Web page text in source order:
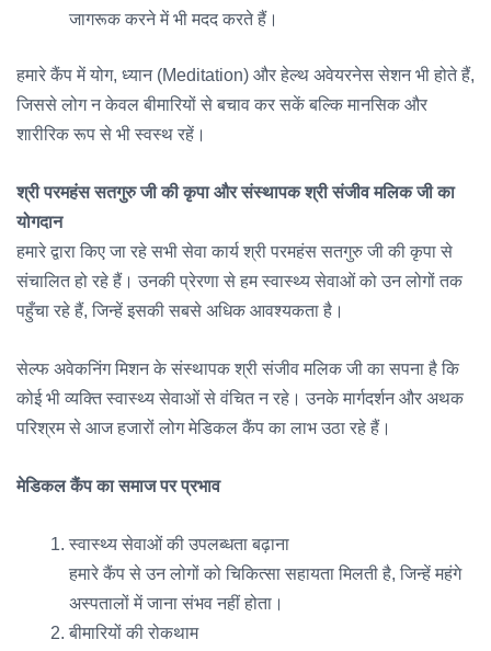
जागरूक करने में भी मदद करते हैं।
हमारे कैंप में योग, ध्यान (Meditation) और हेल्थ अवेयरनेस सेशन भी होते हैं,
जिससे लोग न केवल बीमारियों से बचाव कर सकें बल्कि मानसिक और
शारीरिक रूप से भी स्वस्थ रहें।
श्री परमहंस सतगुरु जी की कृपा और संस्थापक श्री संजीव मलिक जी का
योगदान
हमारे द्वारा किए जा रहे सभी सेवा कार्य श्री परमहंस सतगुरु जी की कृपा से
संचालित हो रहे हैं। उनकी प्रेरणा से हम स्वास्थ्य सेवाओं को उन लोगों तक
पहुँचा रहे हैं, जिन्हें इसकी सबसे अधिक आवश्यकता है।
सेल्फ अवेकनिंग मिशन के संस्थापक श्री संजीव मलिक जी का सपना है कि
कोई भी व्यक्ति स्वास्थ्य सेवाओं से वंचित न रहे। उनके मार्गदर्शन और अथक
परिश्रम से आज हजारों लोग मेडिकल कैंप का लाभ उठा रहे हैं।
मेडिकल कैंप का समाज पर प्रभाव
स्वास्थ्य सेवाओं की उपलब्धता बढ़ाना
हमारे कैंप से उन लोगों को चिकित्सा सहायता मिलती है, जिन्हें महंगे
अस्पतालों में जाना संभव नहीं होता।
बीमारियों की रोकथाम